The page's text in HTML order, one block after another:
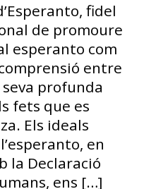
fidel
de promoure
esperanto com
entre
profunda
fets que es
Els ideals
en
la Declaració
ens […]